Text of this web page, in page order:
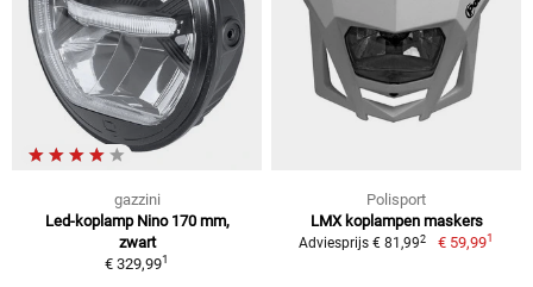
gazzini
Led-koplamp Nino 170 mm,
zwart
€ 329,991
Polisport
LMX koplampen maskers
Adviesprijs € 81,992 € 59,991